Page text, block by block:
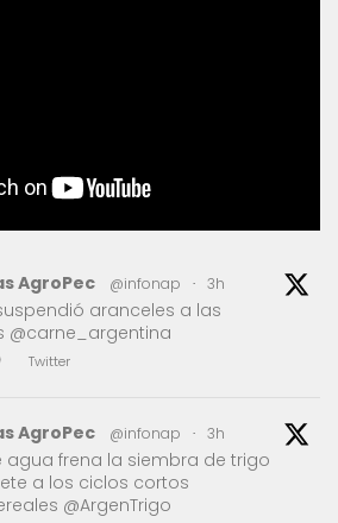
AgroPec @infonap · 3h
aranceles a las
@carne_argentina
Twitter
AgroPec @infonap · 3h
agua frena la siembra de trigo
a los ciclos cortos
@ArgenTrigo